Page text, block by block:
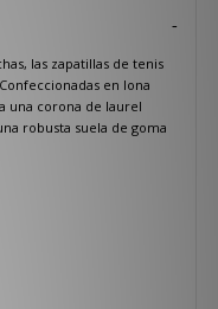
las zapatillas de tenis
en lona
una corona de laurel
robusta suela de goma